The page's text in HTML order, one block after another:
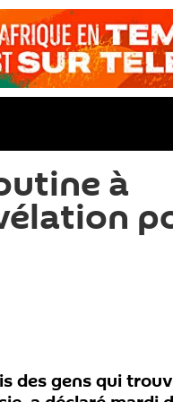
à
des gens qui